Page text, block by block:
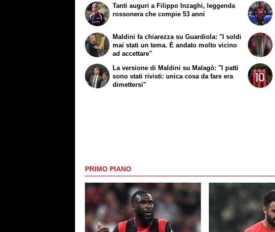
Tanti auguri a Filippo Inzaghi, leggenda
rossonera che compie 53 anni
Maldini fa chiarezza su Guardiola: "I soldi
mai stati un tema. È andato molto vicino
ad accettare"
La versione di Maldini su Malagò: "I patti
sono stati rivisti: unica cosa da fare era
dimettersi"
PRIMO PIANO